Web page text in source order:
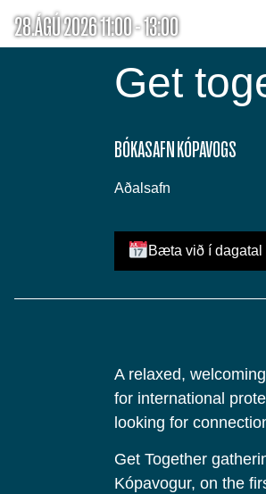
28.ÁGÚ 2026 11:00 - 13:00
Get
BÓKASAFN KÓPAVOGS
Aðalsafn
Bæta við í dagatal
A relaxed,
for international
looking for
Get Together
Kópavogur, on the